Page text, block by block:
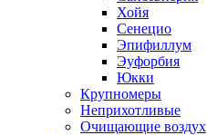
Хойя
Сенецио
Эпифиллум
Эуфорбия
Юкки
Крупномеры
Неприхотливые
Очищающие воздух